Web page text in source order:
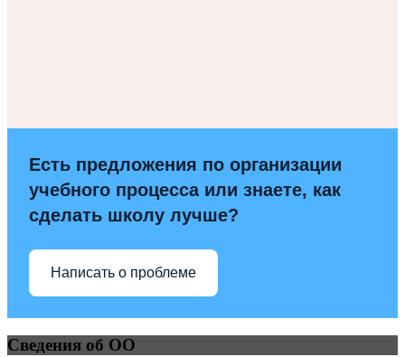
Есть предложения по организации
учебного процесса или знаете, как
сделать школу лучше?
Написать о проблеме
Сведения об ОО